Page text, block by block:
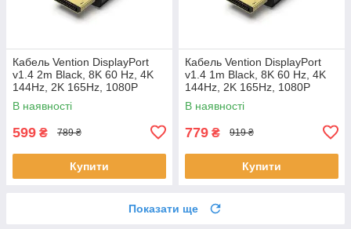
Кабель Vention DisplayPort
v1.4 2m Black, 8K 60 Hz, 4K
144Hz, 2K 165Hz, 1080P
240Hz (HCDBH)
В наявності
599 ₴ 789 ₴
Купити
Кабель Vention DisplayPort
v1.4 1m Black, 8K 60 Hz, 4K
144Hz, 2K 165Hz, 1080P
240Hz (HCDBI)
В наявності
779 ₴ 919 ₴
Купити
Показати ще